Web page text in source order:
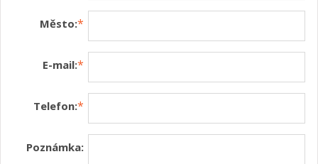
Město:*
E-mail:*
Telefon:*
Poznámka: